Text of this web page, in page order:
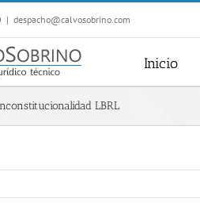
| despacho@calvosobrino.com
Inicio
LBRL